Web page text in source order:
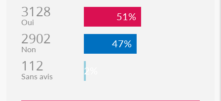
3128
Oui 51%
2902
Non 47%
112
Sans avis 2%